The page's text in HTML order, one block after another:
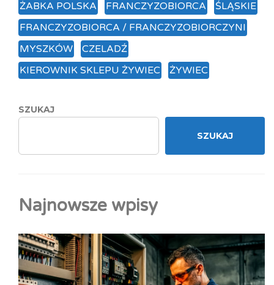
ŻABKA POLSKA FRANCZYZOBIORCA
ŚLĄSKIE
FRANCZYZOBIORCA / FRANCZYZOBIORCZYNI
MYSZKÓW
CZELADŹ
KIEROWNIK SKLEPU ŻYWIEC
ŻYWIEC
SZUKAJ
SZUKAJ
Najnowsze wpisy